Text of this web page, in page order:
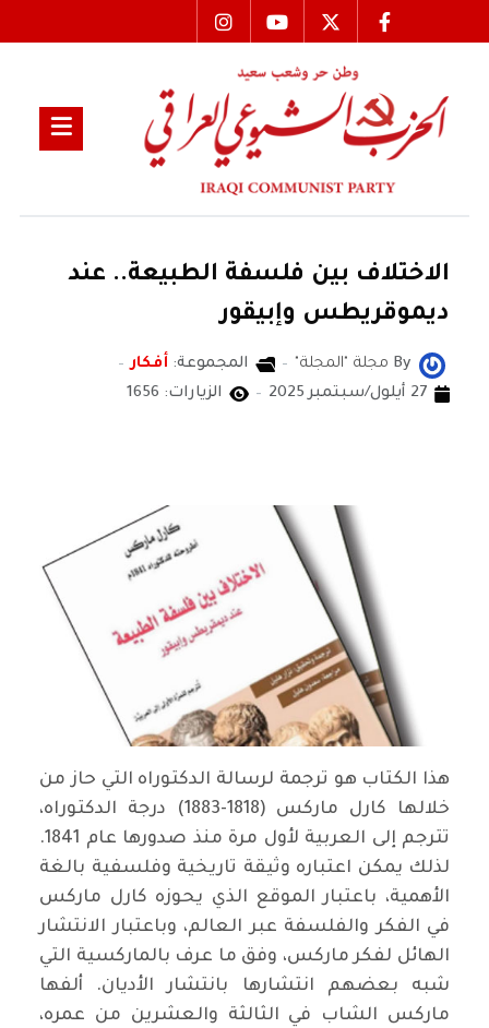
الاختلاف بين فلسفة الطبيعة.. عند
ديموقريطس وإبيقور
By مجلة "المجلة" المجموعة: أفكار
27 أيلول/سبتمبر 2025
الزيارات: 1656
هذا الكتاب هو ترجمة لرسالة الدكتوراه التي حاز من
خلالها كارل ماركس (1818-1883) درجة الدكتوراه،
تترجم إلى العربية لأول مرة منذ صدورها عام 1841.
لذلك يمكن اعتباره وثيقة تاريخية وفلسفية بالغة
الأهمية، باعتبار الموقع الذي يحوزه كارل ماركس
في الفكر والفلسفة عبر العالم، وباعتبار الانتشار
الهائل لفكر ماركس، وفق ما عرف بالماركسية التي
شبه بعضهم انتشارها بانتشار الأديان. ألفها
ماركس الشاب في الثالثة والعشرين من عمره،